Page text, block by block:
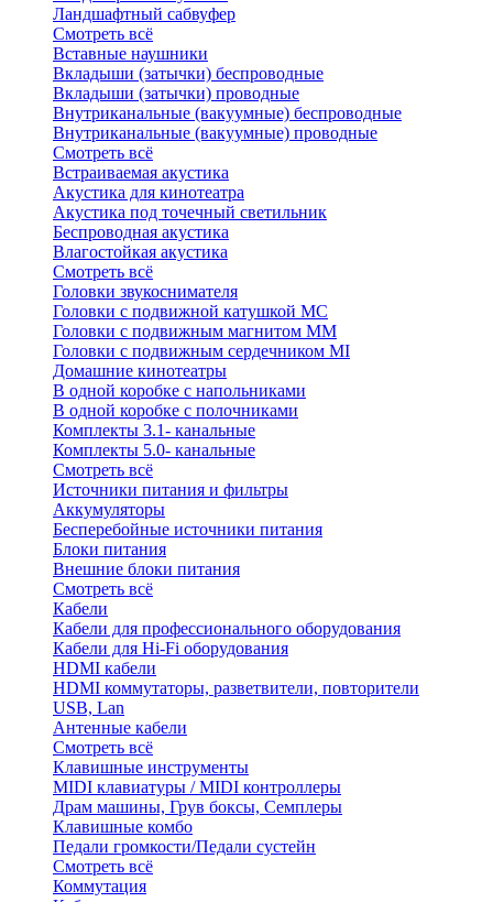
Ландшафтный сабвуфер
Смотреть всё
Вставные наушники
Вкладыши (затычки) беспроводные
Вкладыши (затычки) проводные
Внутриканальные (вакуумные) беспроводные
Внутриканальные (вакуумные) проводные
Смотреть всё
Встраиваемая акустика
Акустика для кинотеатра
Акустика под точечный светильник
Беспроводная акустика
Влагостойкая акустика
Смотреть всё
Головки звукоснимателя
Головки с подвижной катушкой MC
Головки с подвижным магнитом ММ
Головки с подвижным сердечником MI
Домашние кинотеатры
В одной коробке с напольниками
В одной коробке с полочниками
Комплекты 3.1- канальные
Комплекты 5.0- канальные
Смотреть всё
Источники питания и фильтры
Аккумуляторы
Бесперебойные источники питания
Блоки питания
Внешние блоки питания
Смотреть всё
Кабели
Кабели для профессионального оборудования
Кабели для Hi-Fi оборудования
HDMI кабели
HDMI коммутаторы, разветвители, повторители
USB, Lan
Антенные кабели
Смотреть всё
Клавишные инструменты
MIDI клавиатуры / MIDI контроллеры
Драм машины, Грув боксы, Семплеры
Клавишные комбо
Педали громкости/Педали сустейн
Смотреть всё
Коммутация